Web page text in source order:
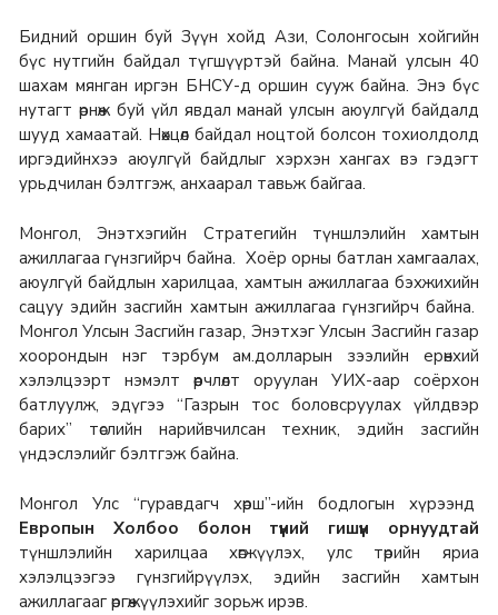
Бидний оршин буй Зүүн хойд Ази, Солонгосын хойгийн
бүс нутгийн байдал түгшүүртэй байна. Манай улсын 40
шахам мянган иргэн БНСУ-д оршин сууж байна. Энэ бүс
нутагт өрнөж буй үйл явдал манай улсын аюулгүй байдалд
шууд хамаатай. Нөхцөл байдал ноцтой болсон тохиолдолд
иргэдийнхээ аюулгүй байдлыг хэрхэн хангах вэ гэдэгт
урьдчилан бэлтгэж, анхаарал тавьж байгаа.
Монгол, Энэтхэгийн Стратегийн түншлэлийн хамтын
ажиллагаа гүнзгийрч байна. Хоёр орны батлан хамгаалах,
аюулгүй байдлын харилцаа, хамтын ажиллагаа бэхжихийн
сацуу эдийн засгийн хамтын ажиллагаа гүнзгийрч байна.
Монгол Улсын Засгийн газар, Энэтхэг Улсын Засгийн газар
хоорондын нэг тэрбум ам.долларын зээлийн ерөнхий
хэлэлцээрт нэмэлт өөрчлөлт оруулан УИХ-аар соёрхон
батлуулж, эдүгээ “Газрын тос боловсруулах үйлдвэр
барих” төслийн нарийвчилсан техник, эдийн засгийн
үндэслэлийг бэлтгэж байна.
Монгол Улс “гуравдагч хөрш”-ийн бодлогын хүрээнд
Европын Холбоо болон түүний гишүүн орнуудтай
түншлэлийн харилцаа хөгжүүлэх, улс төрийн яриа
хэлэлцээгээ гүнзгийрүүлэх, эдийн засгийн хамтын
ажиллагааг өргөжүүлэхийг зорьж ирэв.